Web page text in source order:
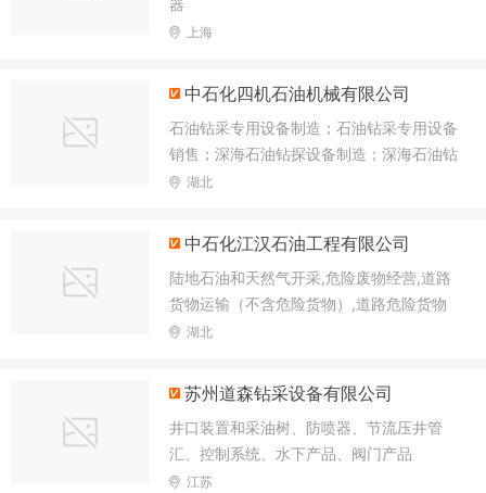
上海
中石化四机石油机械有限公司
石油钻采专用设备制造；石油钻采专用设备
销售；深海石油钻探设备制造；深海石油钻
探设备销售；水下系统和作业装备制造；水
湖北
中石化江汉石油工程有限公司
陆地石油和天然气开采,危险废物经营,道路
货物运输（不含危险货物）,道路危险货物
运输,公共铁路运输,水路普通货物运输,发电
供电、受电电力设施的安装、维修和试验,
电气安装服务,检验检测服务,特种设备检验
检测,住宿服务,餐饮服务,食品销售。
湖北
苏州道森钻采设备有限公司
井口装置和采油树、防喷器、节流压井管
汇、控制系统、水下产品、阀门产品
江苏